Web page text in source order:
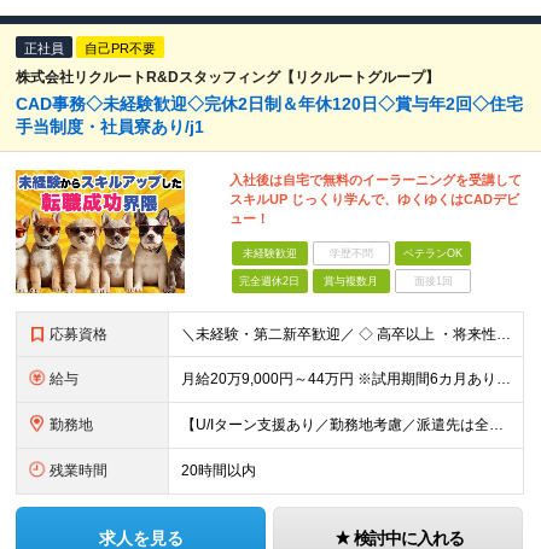
正社員 自己PR不要
株式会社リクルートR&Dスタッフィング【リクルートグループ】
CAD事務◇未経験歓迎◇完休2日制＆年休120日◇賞与年2回◇住宅
手当制度・社員寮あり/j1
入社後は自宅で無料のイーラーニングを受講して
スキルUP じっくり学んで、ゆくゆくはCADデビ
ュー！
未経験歓迎 学歴不問 ベテランOK
完全週休2日 賞与複数月 面接1回
応募資格 ＼未経験・第二新卒歓迎／ ◇ 高卒以上 ・将来性がありそうだと思ったから ・正社員としてしっかり稼ぎたい ・手に職つけたくて など志望理由は何でもOK！ 仕事は1からレクチャーしますので、 全くの未
給与 月給20万9,000円～44万円 ※試用期間6カ月あり（期間中の待遇に変更なし） ※経験・能力・前給を考慮の上、決定いたします ※時間外手当100％支給 ※派遣就業先が変更となる場合には、就業規則、
勤務地 【U/Iターン支援あり／勤務地考慮／派遣先は全国36都府県】 引越補助、社員寮、住宅手当制度あり。U/Iターンも歓迎です！ ■東北エリア／青森・岩手・宮城・秋田・山形・福島 ■関東エリア／東京・埼玉
残業時間 20時間以内
求人を見る 検討中に入れる